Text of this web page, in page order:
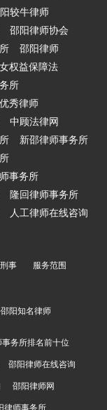
较牛律师
邵阳律师协会
邵阳律师
权益保障法
所
秀律师
中顾法律网
新邵律师事务所
事务所
隆回律师事务所
人工律师在线咨询
事 服务范围
阳知名律师
务所排名前十位
邵阳律师在线咨询
邵阳律师网
律师事务所